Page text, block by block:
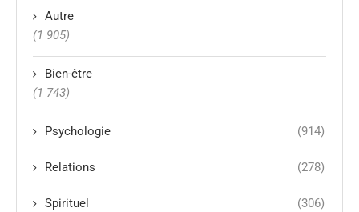
Autre
(1 905)
Bien-être
(1 743)
Psychologie (914)
Relations (278)
Spirituel (306)